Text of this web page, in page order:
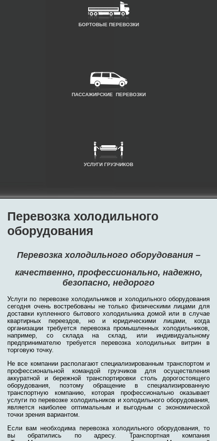
БОРТОВЫЕ ПЕРЕВОЗКИ
ПАССАЖИРСКИЕ ПЕРЕВОЗКИ
УСЛУГИ ГРУЗЧИКОВ
Перевозка холодильного
оборудования
Перевозка холодильного оборудования –
качественно, профессионально, надежно,
безопасно, недорого
Услуги по перевозке холодильников и холодильного оборудования
сегодня очень востребованы не только физическими лицами для
доставки купленного бытового холодильника домой или в случае
квартирных переездов, но и юридическими лицами, когда
организации требуется перевозка промышленных холодильников,
например, со склада на склад, или индивидуальному
предпринимателю требуется перевозка холодильных витрин в
торговую точку.
Не все компании располагают специализированным транспортом и
профессиональной командой грузчиков для осуществления
аккуратной и бережной транспортировки столь дорогостоящего
оборудования, поэтому обращение в специализированную
транспортную компанию, которая профессионально оказывает
услуги по перевозке холодильников и холодильного оборудования,
является наиболее оптимальным и выгодным с экономической
точки зрения вариантом.
Если вам необходима перевозка холодильного оборудования, то
вы обратились по адресу. Транспортная компания